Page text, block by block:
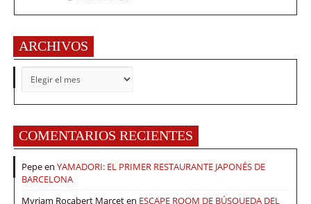
ARCHIVOS
ARCHIVOS
COMENTARIOS RECIENTES
Pepeen YAMADORI: EL PRIMER RESTAURANTE JAPONÉS DE
BARCELONA
Myriam Rocabert Marceten ESCAPE ROOM DE BÚSQUEDA DEL